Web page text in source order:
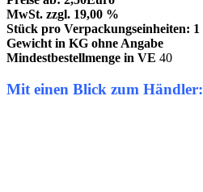
MwSt. zzgl. 19,00 %
Stück pro Verpackungseinheiten: 1
Gewicht in KG ohne Angabe
Mindestbestellmenge in VE 40
Mit einen Blick zum Händler: